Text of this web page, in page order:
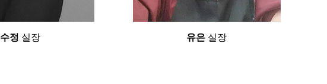
수정 실장 유은 실장